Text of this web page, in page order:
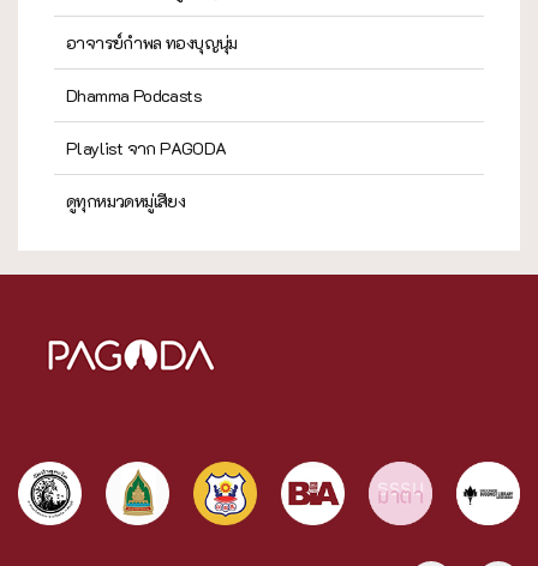
อาจารย์กำพล ทองบุญนุ่ม
Dhamma Podcasts
Playlist จาก PAGODA
ดูทุกหมวดหมู่เสียง